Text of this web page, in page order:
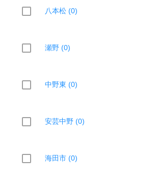
八本松 (0)
瀬野 (0)
中野東 (0)
安芸中野 (0)
海田市 (0)